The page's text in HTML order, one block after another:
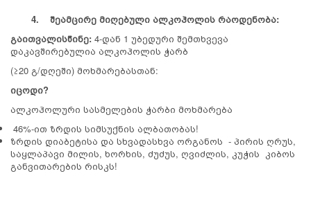
4. შეამცირე მიღებული ალკოჰოლის რაოდენობა:
გაითვალისწინე: 4-დან 1 უბედური შემთხვევა
დაკავშირებულია ალკოჰოლის ჭარბ
(≥20 გ/დღეში) მოხმარებასთან:
იცოდი?
ალკოჰოლური სასმელების ჭარბი მოხმარება
46%-ით ზრდის სიმსუქნის ალბათობას!
ზრდის დიაბეტისა და სხვადასხვა ორგანოს - პირის ღრუს,
საყლაპავი მილის, ხორხის, ძუძუს, ღვიძლის, კუჭის კიბოს
განვითარების რისკს!